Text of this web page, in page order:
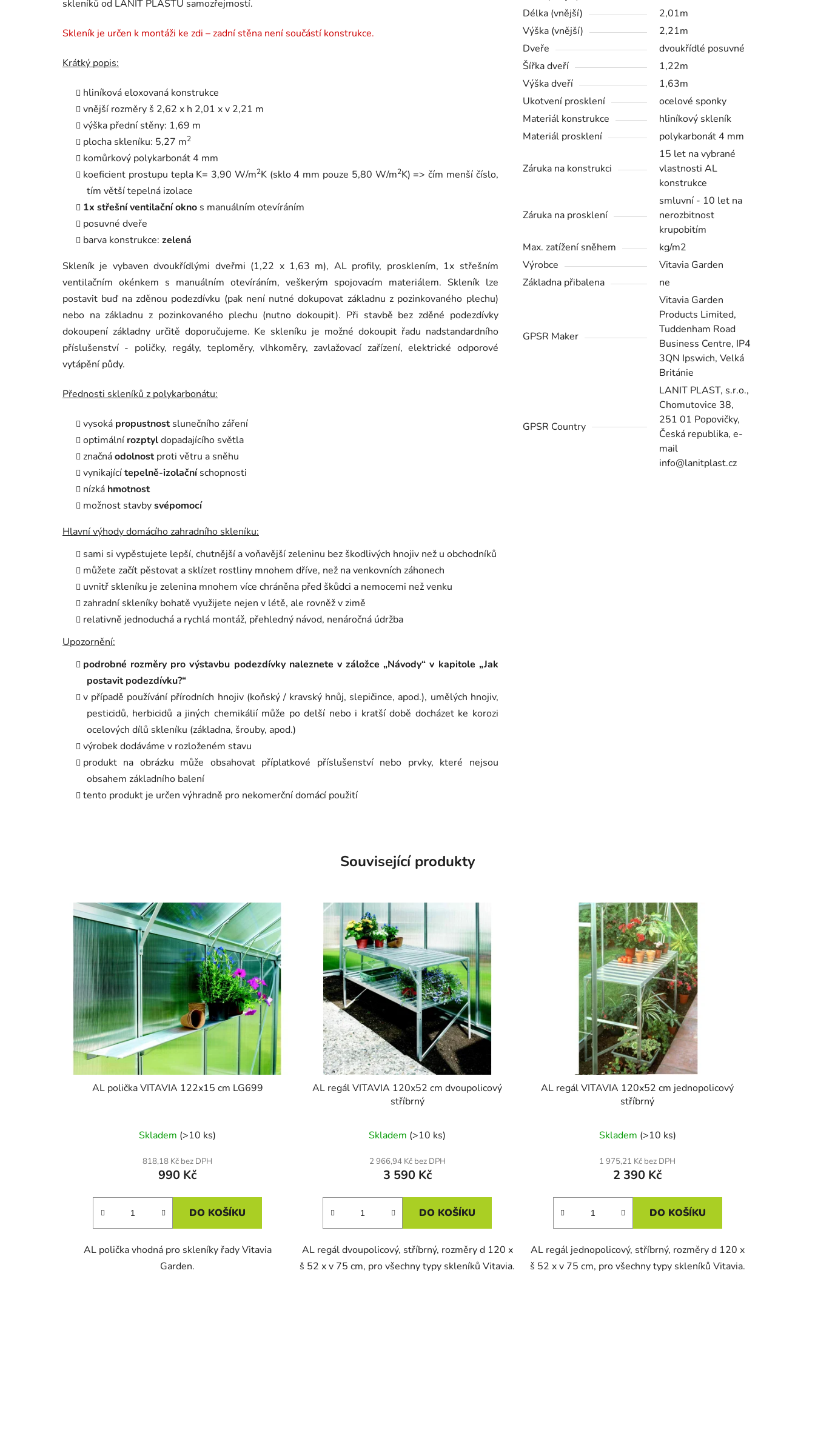
skleníků od LANIT PLASTU samozřejmostí.
Skleník je určen k montáži ke zdi – zadní stěna není součástí konstrukce.
Krátký popis:
hliníková eloxovaná konstrukce
vnější rozměry š 2,62 x h 2,01 x v 2,21 m
výška přední stěny: 1,69 m
plocha skleníku: 5,27 m2
komůrkový polykarbonát 4 mm
koeficient prostupu tepla K= 3,90 W/m2K (sklo 4 mm pouze 5,80 W/m2K) => čím menší číslo,
tím větší tepelná izolace
1x střešní ventilační okno s manuálním otevíráním
posuvné dveře
barva konstrukce: zelená
Skleník je vybaven dvoukřídlými dveřmi (1,22 x 1,63 m), AL profily, prosklením, 1x střešním
ventilačním okénkem s manuálním otevíráním, veškerým spojovacím materiálem. Skleník lze
postavit buď na zděnou podezdívku (pak není nutné dokupovat základnu z pozinkovaného plechu)
nebo na základnu z pozinkovaného plechu (nutno dokoupit). Při stavbě bez zděné podezdívky
dokoupení základny určitě doporučujeme. Ke skleníku je možné dokoupit řadu nadstandardního
příslušenství - poličky, regály, teploměry, vlhkoměry, zavlažovací zařízení, elektrické odporové
vytápění půdy.
Přednosti skleníků z polykarbonátu:
vysoká propustnostslunečního záření
optimální rozptyldopadajícího světla
značnáodolnostproti větru a sněhu
vynikajícítepelně-izolačníschopnosti
nízká hmotnost
možnost stavbysvépomocí
Hlavní výhody domácího zahradního skleníku:
sami si vypěstujete lepší, chutnější a voňavější zeleninu bez škodlivých hnojiv než u obchodníků
můžete začít pěstovat a sklízet rostliny mnohem dříve, než na venkovních záhonech
uvnitř skleníku je zelenina mnohem více chráněna před škůdci a nemocemi než venku
zahradní skleníky bohatě využijete nejen v létě, ale rovněž v zimě
relativně jednoduchá a rychlá montáž, přehledný návod, nenáročná údržba
Upozornění:
podrobné rozměry pro výstavbu podezdívky naleznete v záložce „Návody“ v kapitole „Jak
postavit podezdívku?“
v případě používání přírodních hnojiv (koňský / kravský hnůj, slepičince, apod.), umělých hnojiv,
pesticidů, herbicidů a jiných chemikálií může po delší nebo i kratší době docházet ke korozi
ocelových dílů skleníku (základna, šrouby, apod.)
výrobek dodáváme v rozloženém stavu
produkt na obrázku může obsahovat příplatkové příslušenství nebo prvky, které nejsou
obsahem základního balení
tento produkt je určen výhradně pro nekomerční domácí použití
Délka (vnější)
2,01m
Výška (vnější)
2,21m
Dveře
dvoukřídlé posuvné
Šířka dveří
1,22m
Výška dveří
1,63m
Ukotvení prosklení
ocelové sponky
Materiál konstrukce
hliníkový skleník
Materiál prosklení
polykarbonát 4 mm
Záruka na konstrukci
15 let na vybrané
vlastnosti AL
konstrukce
Záruka na prosklení
smluvní - 10 let na
nerozbitnost
krupobitím
Max. zatížení sněhem
kg/m2
Výrobce
Vitavia Garden
Základna přibalena
ne
GPSR Maker
Vitavia Garden
Products Limited,
Tuddenham Road
Business Centre, IP4
3QN Ipswich, Velká
Británie
GPSR Country
LANIT PLAST, s.r.o.,
Chomutovice 38,
251 01 Popovičky,
Česká republika, e-
mail
info@lanitplast.cz
Související produkty
AL polička VITAVIA 122x15 cm LG699
Skladem (>10 ks)
818,18 Kč bez DPH
990 Kč
DO KOŠÍKU
AL polička vhodná pro skleníky řady Vitavia
Garden.
AL regál VITAVIA 120x52 cm dvoupolicový
stříbrný
Skladem (>10 ks)
2 966,94 Kč bez DPH
3 590 Kč
DO KOŠÍKU
AL regál dvoupolicový, stříbrný, rozměry d 120 x
š 52 x v 75 cm, pro všechny typy skleníků Vitavia.
AL regál VITAVIA 120x52 cm jednopolicový
stříbrný
Skladem (>10 ks)
1 975,21 Kč bez DPH
2 390 Kč
DO KOŠÍKU
AL regál jednopolicový, stříbrný, rozměry d 120 x
š 52 x v 75 cm, pro všechny typy skleníků Vitavia.